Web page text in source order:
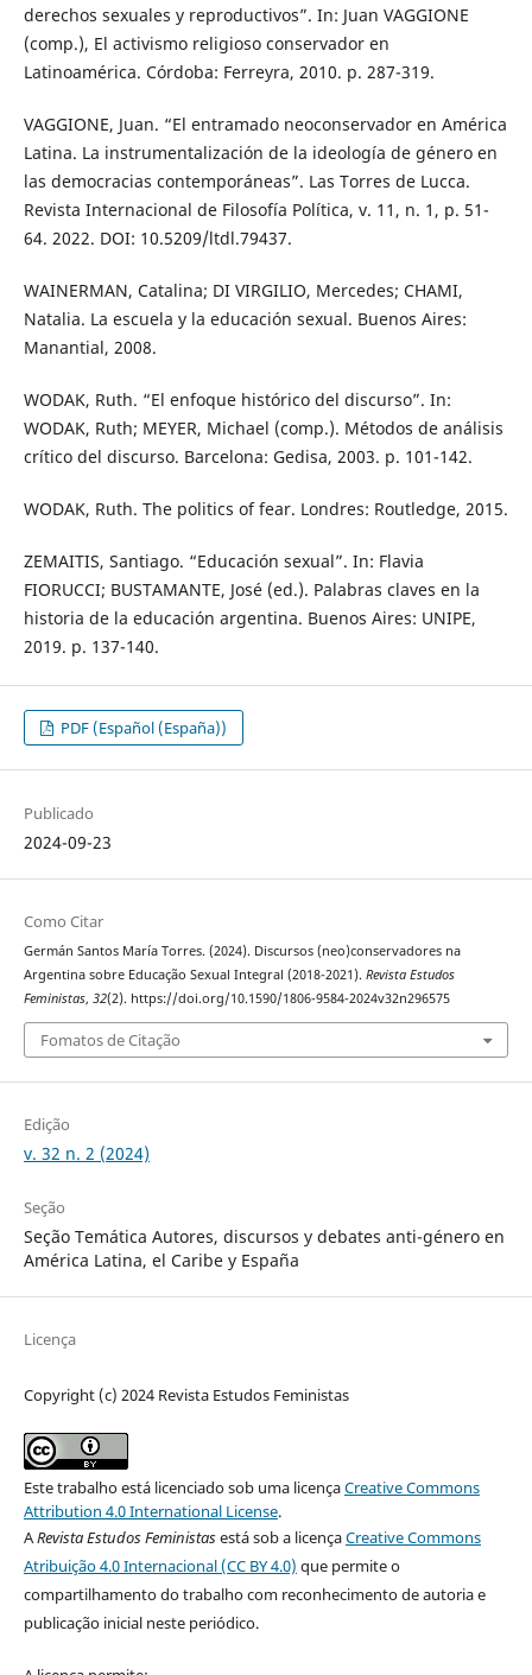
derechos sexuales y reproductivos”. In: Juan VAGGIONE
(comp.), El activismo religioso conservador en
Latinoamérica. Córdoba: Ferreyra, 2010. p. 287-319.
VAGGIONE, Juan. “El entramado neoconservador en América
Latina. La instrumentalización de la ideología de género en
las democracias contemporáneas”. Las Torres de Lucca.
Revista Internacional de Filosofía Política, v. 11, n. 1, p. 51-
64. 2022. DOI: 10.5209/ltdl.79437.
WAINERMAN, Catalina; DI VIRGILIO, Mercedes; CHAMI,
Natalia. La escuela y la educación sexual. Buenos Aires:
Manantial, 2008.
WODAK, Ruth. “El enfoque histórico del discurso”. In:
WODAK, Ruth; MEYER, Michael (comp.). Métodos de análisis
crítico del discurso. Barcelona: Gedisa, 2003. p. 101-142.
WODAK, Ruth. The politics of fear. Londres: Routledge, 2015.
ZEMAITIS, Santiago. “Educación sexual”. In: Flavia
FIORUCCI; BUSTAMANTE, José (ed.). Palabras claves en la
historia de la educación argentina. Buenos Aires: UNIPE,
2019. p. 137-140.
PDF (Español (España))
Publicado
2024-09-23
Como Citar
Germán Santos María Torres. (2024). Discursos (neo)conservadores na
Argentina sobre Educação Sexual Integral (2018-2021). Revista Estudos
Feministas, 32(2). https://doi.org/10.1590/1806-9584-2024v32n296575
Fomatos de Citação
Edição
v. 32 n. 2 (2024)
Seção
Seção Temática Autores, discursos y debates anti-género en
América Latina, el Caribe y España
Licença
Copyright (c) 2024 Revista Estudos Feministas
Este trabalho está licenciado sob uma licençaCreative Commons
Attribution 4.0 International License.
ARevista Estudos Feministasestá sob a licençaCreative Commons
Atribuição 4.0 Internacional (CC BY 4.0) que permite o
compartilhamento do trabalho com reconhecimento de autoria e
publicação inicial neste periódico.